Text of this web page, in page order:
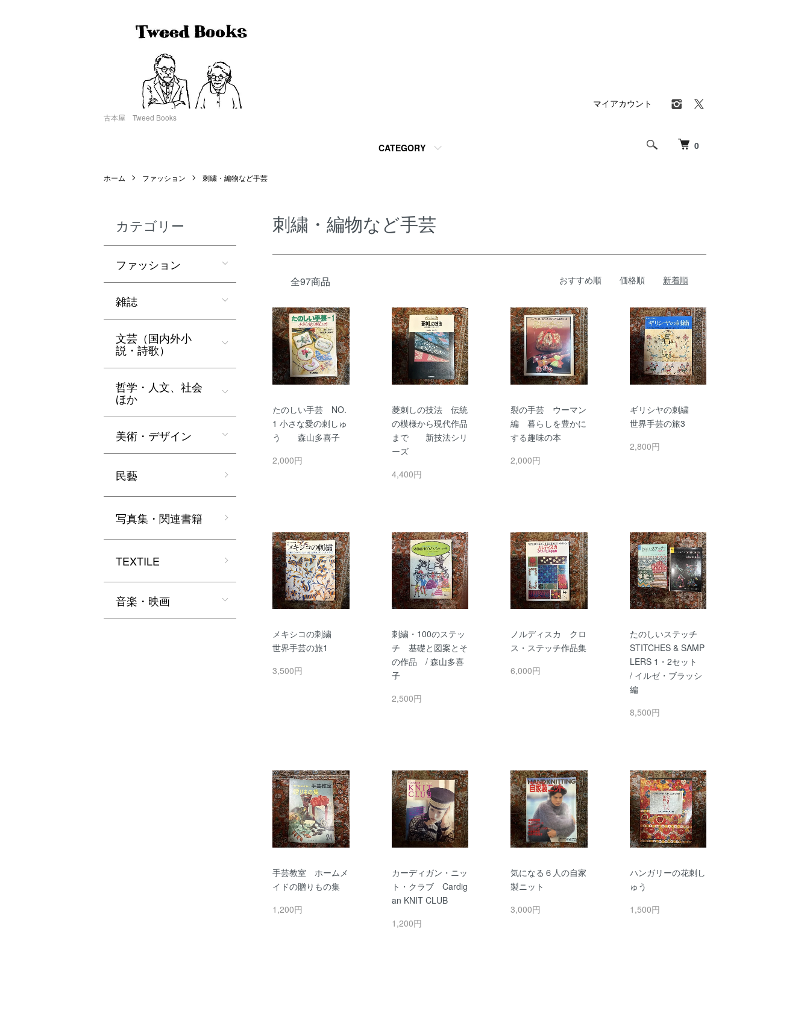
古本屋 Tweed Books
0
CATEGORY
マイアカウント
ホーム ファッション 刺繍・編物など手芸
刺繍・編物など手芸
全97商品 おすすめ順 価格順 新着順
たのしい手芸 NO.
1 小さな愛の刺しゅ
う 森山多喜子
2,000円
菱刺しの技法 伝統
の模様から現代作品
まで 新技法シリ
ーズ
4,400円
裂の手芸 ウーマン
編 暮らしを豊かに
する趣味の本
2,000円
ギリシヤの刺繍
世界手芸の旅3
2,800円
メキシコの刺繍
世界手芸の旅1
3,500円
刺繍・100のステッ
チ 基礎と図案とそ
の作品 / 森山多喜
子
2,500円
ノルディスカ クロ
ス・ステッチ作品集
6,000円
たのしいステッチ
STITCHES & SAMP
LERS 1・2セット
/ イルゼ・ブラッシ
編
8,500円
手芸教室 ホームメ
イドの贈りもの集
1,200円
カーディガン・ニッ
ト・クラブ Cardig
an KNIT CLUB
1,200円
気になる６人の自家
製ニット
3,000円
ハンガリーの花刺し
ゅう
1,500円
カテゴリー
ファッション
雑誌
文芸（国内外小
説・詩歌）
哲学・人文、社会
ほか
美術・デザイン
民藝
写真集・関連書籍
TEXTILE
音楽・映画